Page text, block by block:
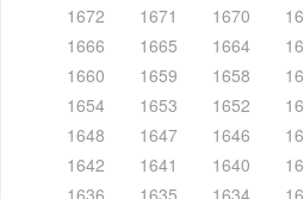
1672
1671 1670
1666
1665 1664
1660
1659 1658
1654
1653 1652
1648
1647 1646
1642
1641 1640
1636
1635 1634